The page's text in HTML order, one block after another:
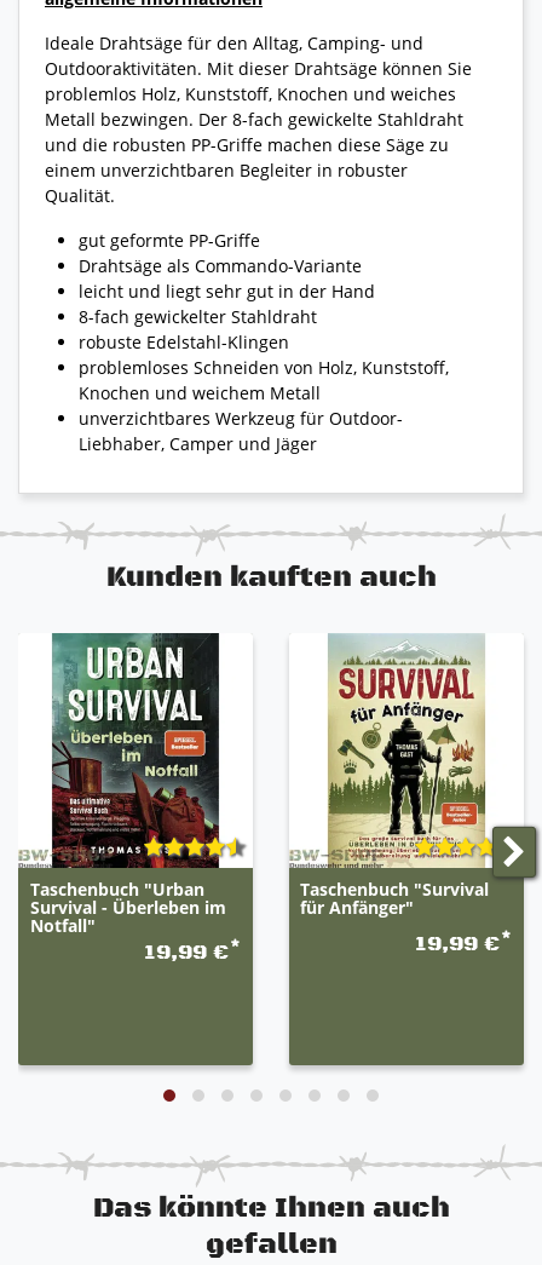
Ideale Drahtsäge für den Alltag, Camping- und
Outdooraktivitäten. Mit dieser Drahtsäge können Sie
problemlos Holz, Kunststoff, Knochen und weiches
Metall bezwingen. Der 8-fach gewickelte Stahldraht
und die robusten PP-Griffe machen diese Säge zu
einem unverzichtbaren Begleiter in robuster
Qualität.
gut geformte PP-Griffe
Drahtsäge als Commando-Variante
leicht und liegt sehr gut in der Hand
8-fach gewickelter Stahldraht
robuste Edelstahl-Klingen
problemloses Schneiden von Holz, Kunststoff,
Knochen und weichem Metall
unverzichtbares Werkzeug für Outdoor-
Liebhaber, Camper und Jäger
Kunden kauften auch
Taschenbuch "Urban
Survival - Überleben im
Notfall"
19,99 €*
Taschenbuch "Survival
für Anfänger"
19,99 €*
Das könnte Ihnen auch
gefallen